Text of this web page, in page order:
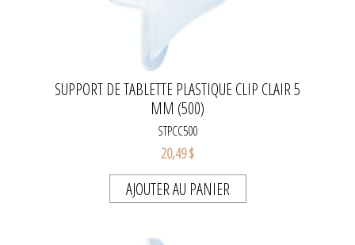
SUPPORT DE TABLETTE PLASTIQUE CLIP CLAIR 5
MM (500)
STPCC500
20,49 $
AJOUTER AU PANIER